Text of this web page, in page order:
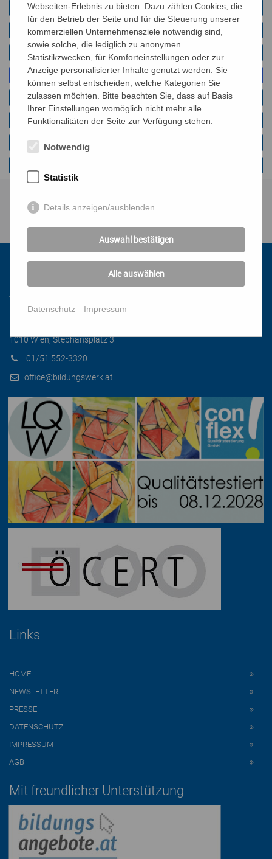
Englisch
Arabisch
Farsi
Kroatisch - Bosnisch - Serbisch
Rumänisch
Russisch
Somali
Kontakt
1010 Wien, Stephansplatz 3
01/51 552-3320
office@bildungswerk.at
Links
HOME
NEWSLETTER
PRESSE
DATENSCHUTZ
IMPRESSUM
AGB
Mit freundlicher Unterstützung
Webseiten-Erlebnis zu bieten. Dazu zählen Cookies, die
für den Betrieb der Seite und für die Steuerung unserer
kommerziellen Unternehmensziele notwendig sind,
sowie solche, die lediglich zu anonymen
Statistikzwecken, für Komforteinstellungen oder zur
Anzeige personalisierter Inhalte genutzt werden. Sie
können selbst entscheiden, welche Kategorien Sie
zulassen möchten. Bitte beachten Sie, dass auf Basis
Ihrer Einstellungen womöglich nicht mehr alle
Funktionalitäten der Seite zur Verfügung stehen.
Notwendig
Statistik
Details anzeigen/ausblenden
Auswahl bestätigen
Alle auswählen
Datenschutz Impressum